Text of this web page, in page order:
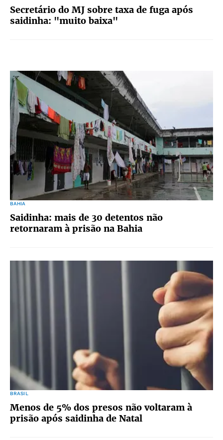
Secretário do MJ sobre taxa de fuga após
saidinha: "muito baixa"
BAHIA
Saidinha: mais de 30 detentos não
retornaram à prisão na Bahia
BRASIL
Menos de 5% dos presos não voltaram à
prisão após saidinha de Natal